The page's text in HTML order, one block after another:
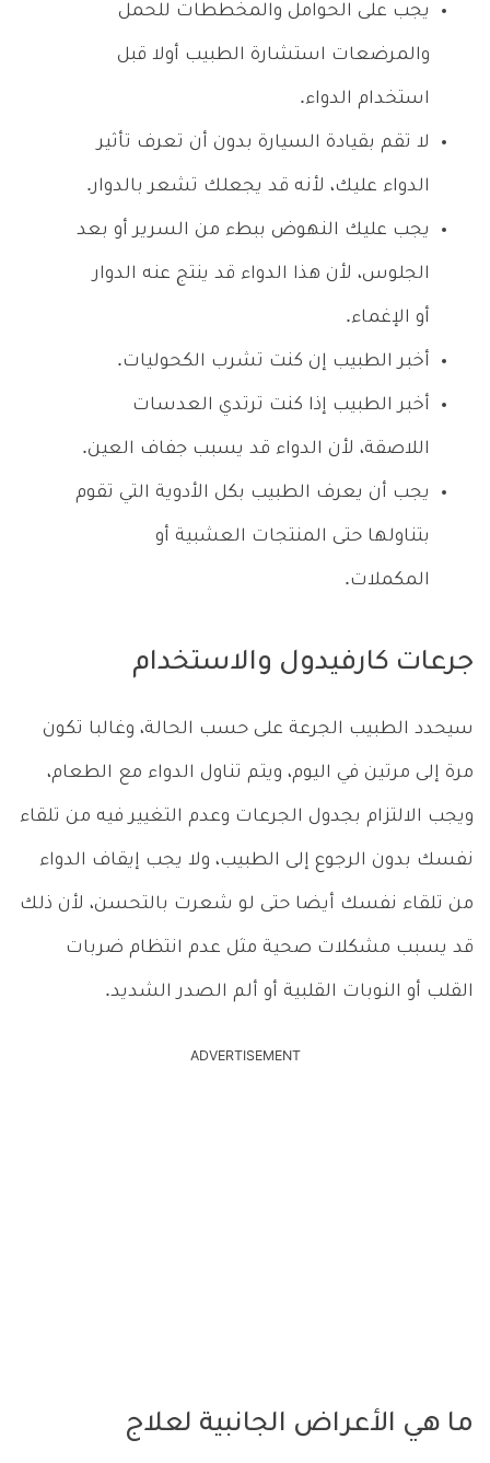
يجب على الحوامل والمخططات للحمل
والمرضعات استشارة الطبيب أولا قبل
استخدام الدواء.
لا تقم بقيادة السيارة بدون أن تعرف تأثير
الدواء عليك، لأنه قد يجعلك تشعر بالدوار.
يجب عليك النهوض ببطء من السرير أو بعد
الجلوس، لأن هذا الدواء قد ينتج عنه الدوار
أو الإغماء.
أخبر الطبيب إن كنت تشرب الكحوليات.
أخبر الطبيب إذا كنت ترتدي العدسات
اللاصقة، لأن الدواء قد يسبب جفاف العين.
يجب أن يعرف الطبيب بكل الأدوية التي تقوم
بتناولها حتى المنتجات العشبية أو
المكملات.
جرعات كارفيدول والاستخدام
سيحدد الطبيب الجرعة على حسب الحالة، وغالبا تكون
مرة إلى مرتين في اليوم، ويتم تناول الدواء مع الطعام،
ويجب الالتزام بجدول الجرعات وعدم التغيير فيه من تلقاء
نفسك بدون الرجوع إلى الطبيب، ولا يجب إيقاف الدواء
من تلقاء نفسك أيضا حتى لو شعرت بالتحسن، لأن ذلك
قد يسبب مشكلات صحية مثل عدم انتظام ضربات
القلب أو النوبات القلبية أو ألم الصدر الشديد.
ADVERTISEMENT
ما هي الأعراض الجانبية لعلاج